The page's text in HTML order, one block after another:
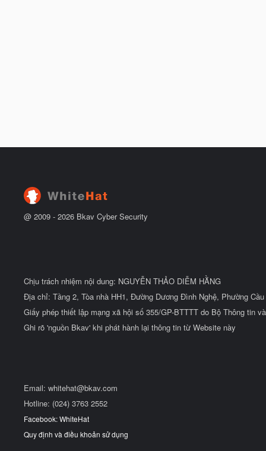
@ 2009 - 2026 Bkav Cyber Security
Chịu trách nhiệm nội dung: NGUYỄN THẢO DIỄM HẰNG
Địa chỉ: Tầng 2, Tòa nhà HH1, Đường Dương Đình Nghệ, Phường
Giấy phép thiết lập mạng xã hội số 355/GP-BTTTT do Bộ Thông tin
Ghi rõ 'nguồn Bkav' khi phát hành lại thông tin từ Website này
Email: whitehat@bkav.com
Hotline: (024) 3763 2552
Facebook: WhiteHat
Quy định và điều khoản sử dụng